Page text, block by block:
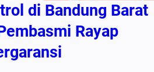
di Bandung Barat
Rayap